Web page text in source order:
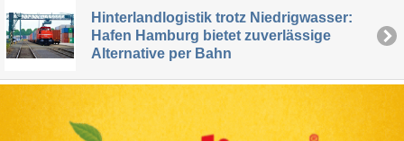
Hinterlandlogistik trotz Niedrigwasser:
Hafen Hamburg bietet zuverlässige
Alternative per Bahn